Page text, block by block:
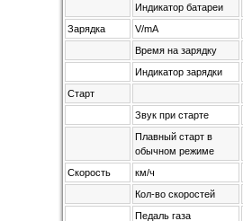
Индикатор батареи
Зарядка
V/mA
Время на зарядку
Индикатор зарядки
Старт
Звук при старте
Плавный старт в
обычном режиме
Скорость км/ч
Кол-во скоростей
Педаль газа